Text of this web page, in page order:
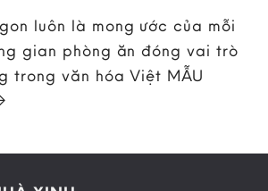
luôn là mong ước của mỗi
gian phòng ăn đóng vai trò
trong văn hóa Việt MẪU